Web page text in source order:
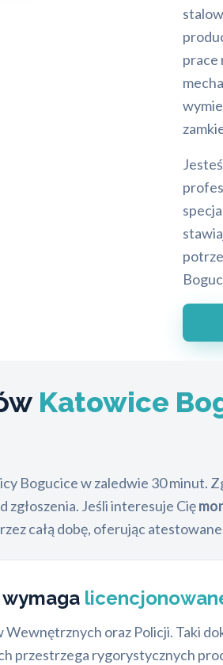
prace
Katowice
Bogucice w zaledwie 30 minut.
zgłoszenia. Jeśli interesuje Cię
całą dobę, oferując
oraz Policji. Taki
przestrzega rygorystycznych